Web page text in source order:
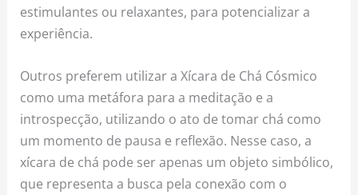
estimulantes ou relaxantes, para potencializar a
experiência.
Outros preferem utilizar a Xícara de Chá Cósmico
como uma metáfora para a meditação e a
introspecção, utilizando o ato de tomar chá como
um momento de pausa e reflexão. Nesse caso, a
xícara de chá pode ser apenas um objeto simbólico,
que representa a busca pela conexão com o